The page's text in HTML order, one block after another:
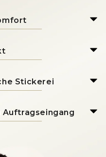
Stickerei
Auftragseingang